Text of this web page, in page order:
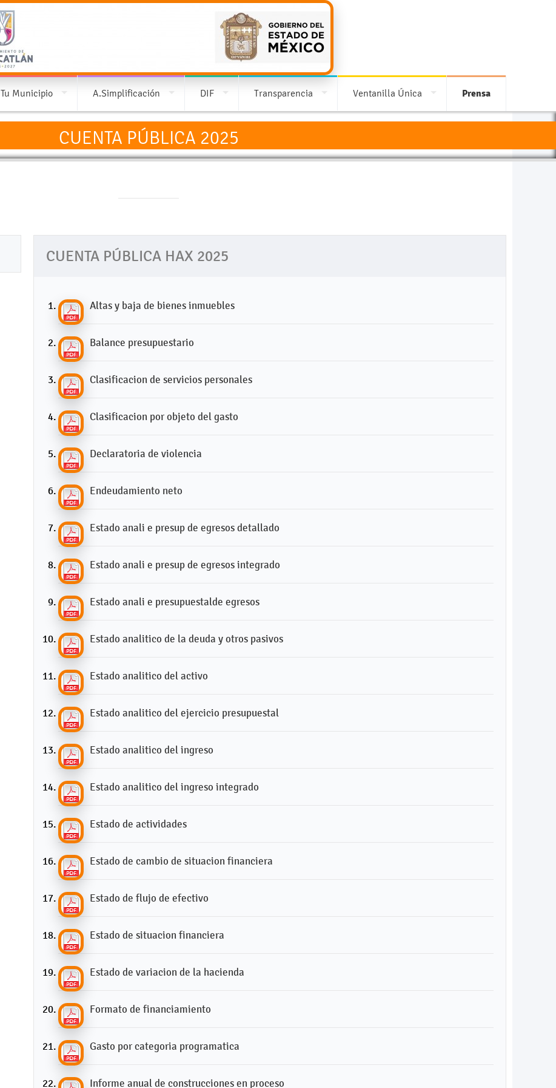
Tu Municipio A.Simplificación DIF Transparencia Ventanilla Única Prensa
CUENTA PÚBLICA 2025
CUENTA PÚBLICA HAX 2025
Altas y baja de bienes inmuebles
Balance presupuestario
Clasificacion de servicios personales
Clasificacion por objeto del gasto
Declaratoria de violencia
Endeudamiento neto
Estado anali e presup de egresos detallado
Estado anali e presup de egresos integrado
Estado anali e presupuestalde egresos
Estado analitico de la deuda y otros pasivos
Estado analitico del activo
Estado analitico del ejercicio presupuestal
Estado analitico del ingreso
Estado analitico del ingreso integrado
Estado de actividades
Estado de cambio de situacion financiera
Estado de flujo de efectivo
Estado de situacion financiera
Estado de variacion de la hacienda
Formato de financiamiento
Gasto por categoria programatica
Informe anual de construcciones en proceso